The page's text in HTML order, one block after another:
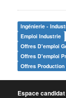
Ingénierie -
Emploi Industrie
Offres D'emploi
Offres D'emploi
Offres Production
Espace candidat